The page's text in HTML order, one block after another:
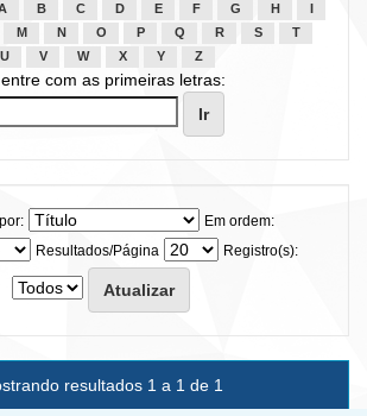
B C D E F G H
M N O P Q R S
T
U
V W X Y Z
com as primeiras letras:
Em ordem:
Resultados/Página
Registro(s):
resultados 1 a 1 de 1